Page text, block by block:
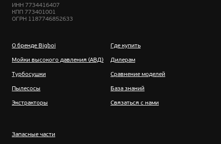
ИНН 7734416407
КПП 773401001
ОГРН 1187746852633
О бренде Bigboi
Мойки высокого давления (АВД)
Турбосушки
Пылесосы
Экстракторы
Где купить
Дилерам
Сравнение моделей
База знаний
Связаться с нами
Запасные части